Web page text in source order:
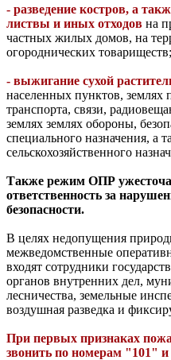
- разведение костров, а
листвы и иных отходов на
частных жилых домов, на
огороднических товариществ;
- выжигание сухой
населенных пунктов,
транспорта, связи,
землях землях обороны,
специального назначения, а
сельскохозяйственного
Также режим ОПР
ответственность за
безопасности.
В целях недопущения
межведомственные
входят сотрудники
органов внутренних дел,
лесничества, земельные
воздушная разведка и
При первых признаках
звонить по номерам "101"